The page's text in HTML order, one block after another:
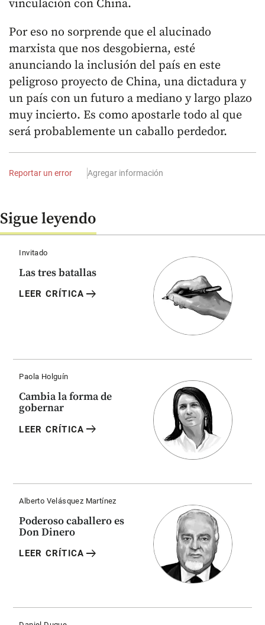
vinculación con China.
Por eso no sorprende que el alucinado
marxista que nos desgobierna, esté
anunciando la inclusión del país en este
peligroso proyecto de China, una dictadura y
un país con un futuro a mediano y largo plazo
muy incierto. Es como apostarle todo al que
será probablemente un caballo perdedor.
Reportar un error Agregar información
Sigue leyendo
Invitado
Las tres batallas
LEER CRÍTICA arrow_right_alt
Paola Holguín
Cambia la forma de
gobernar
LEER CRÍTICA arrow_right_alt
Alberto Velásquez Martínez
Poderoso caballero es
Don Dinero
LEER CRÍTICA arrow_right_alt